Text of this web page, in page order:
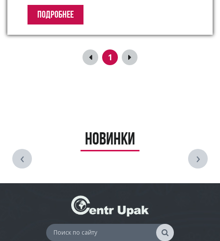
ПОДРОБНЕЕ
1
Новинки
‹ ›